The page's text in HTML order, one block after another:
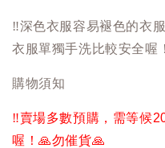
‼️深色衣服容易褪色的衣
衣服單獨手洗比較安全喔！
購物須知
‼️賣場多數預購，需等候
喔！🙏勿催貨🙏